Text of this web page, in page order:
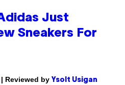
Just
Sneakers For
| Reviewed by Ysolt Usigan